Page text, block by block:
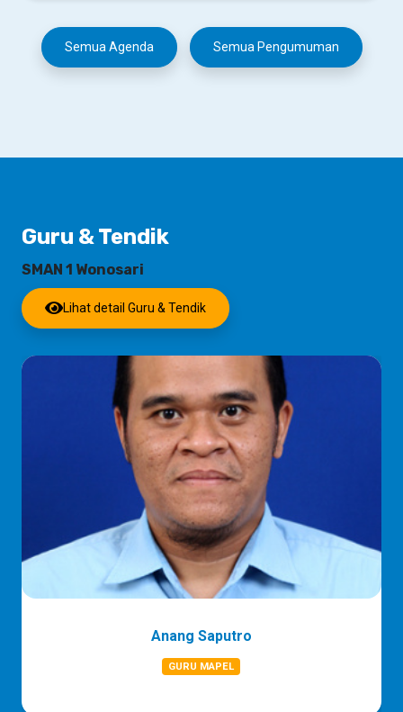
Semua Agenda Semua Pengumuman
Guru & Tendik
SMAN 1 Wonosari
Lihat detail Guru & Tendik
Anang Saputro
GURU MAPEL